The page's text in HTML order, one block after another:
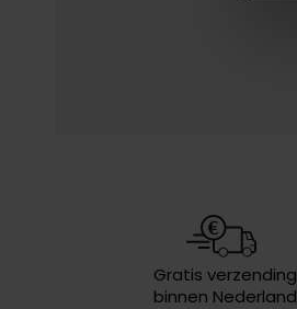
Gratis verzending
binnen Nederland